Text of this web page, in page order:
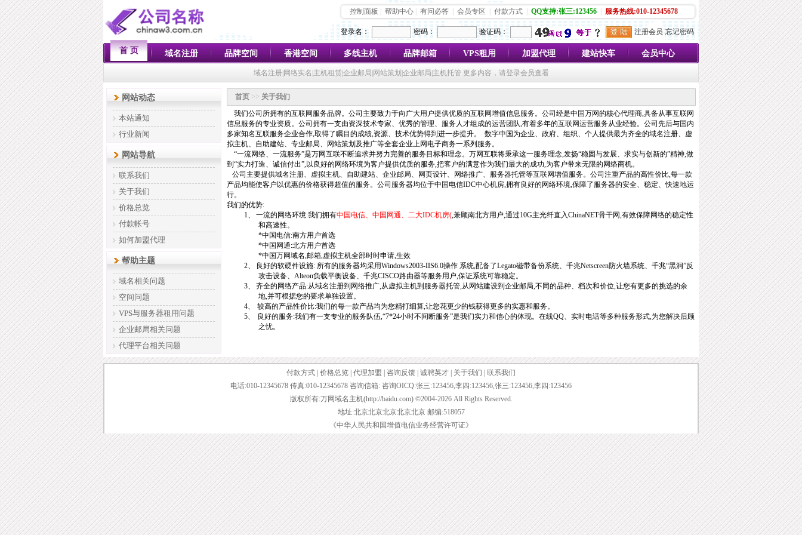
控制面板 帮助中心 有问必答 会员专区 付款方式 QQ支持:张三:123456 服务热线:010-12345678
登录名： 密码： 验证码： 注册会员 忘记密码
首 页 域名注册 品牌空间 香港空间 多线主机 品牌邮箱 VPS租用 加盟代理 建站快车 会员中心
域名注册|网络实名|主机租赁|企业邮局|网站策划|企业邮局|主机托管 更多内容，请登录会员查看
网站动态
本站通知
行业新闻
网站导航
联系我们
关于我们
价格总览
付款帐号
如何加盟代理
帮助主题
域名相关问题
空间问题
VPS与服务器租用问题
企业邮局相关问题
代理平台相关问题
首页 >> 关于我们
我们公司 所拥有的互联网服务品牌。公司主要致力于向广大用户提供优质的互联网增值信息服务。公司经是中国万网的核心代理商,具备从事互联网
信息服务的专业资质。公司拥有一支由资深技术专家、优秀的管理、服务人才组成的运营团队,有着多年的互联网运营服务从业经验。公司先后与国内
多家知名互联服务企业合作,取得了瞩目的成绩,资源、技术优势得到进一步提升。 数字中国为企业、政府、组织、个人提供最为齐全的域名注册、虚
拟主机、自助建站、专业邮局、网站策划及推广等全套企业上网电子商务一系列服务。
“一流网络、一流服务”是万网互联不断追求并努力完善的服务目标和理念。 万网互联将秉承这一服务理念,发扬“稳固与发展、求实与创新的”精神,做
到“实力打造、诚信付出”,以良好的网络环境为客户提供优质的服务,把客户的满意作为我们最大的成功,为客户带来无限的网络商机。
公司主要提供域名注册、虚拟主机、自助建站、企业邮局、网页设计、网络推广、服务器托管等互联网增值服务。公司注重产品的高性价比,每一款
产品均能使客户以优惠的价格获得超值的服务。公司服务器均位于中国电信IDC中心机房,拥有良好的网络环境,保障了服务器的安全、稳定、快速地运
行。
我们的优势:
1、
一流的网络环境:我们拥有中国电信、中国网通、二大IDC机房(,兼顾南北方用户,通过10G主光纤直入ChinaNET骨干网,有效保障网络的稳定性
和高速性。
*中国电信:南方用户首选
*中国网通:北方用户首选
*中国万网域名,邮箱,虚拟主机全部时时申请,生效
2、
良好的软硬件设施: 所有的服务器均采用Windows2003-IIS6.0操作 系统,配备了Legato磁带备份系统、千兆Netscreen防火墙系统、千兆“黑洞”反
攻击设备、 Alteon负载平衡设备、千兆CISCO路由器等服务用户,保证系统可靠稳定。
3、
齐全的网络产品:从域名注册到网络推广,从虚拟主机到服务器托管,从网站建设到企业邮局,不同的品种、档次和价位,让您有更多的挑选的余
地,并可根据您的要求单独设置。
4、
较高的产品性价比:我们的每一款产品均为您精打细算,让您花更少的钱获得更多的实惠和服务。
5、
良好的服务:我们有一支专业的服务队伍,“7*24小时不间断服务”是我们实力和信心的体现。在线QQ、实时电话等多种服务形式,为您解决后顾
之忧。
付款方式 价格总览 代理加盟 咨询反馈 诚聘英才 关于我们
联系我们
电话:010-12345678 传真:010-12345678 咨询信箱: 咨询OICQ:张三:123456,李四:123456,张三:123456,李四:123456
版权所有:万网域名主机(http://baidu.com) ©2004-2026 All Rights Reserved.
地址:北京北京北京北京北京 邮编:518057
《中华人民共和国增值电信业务经营许可证》